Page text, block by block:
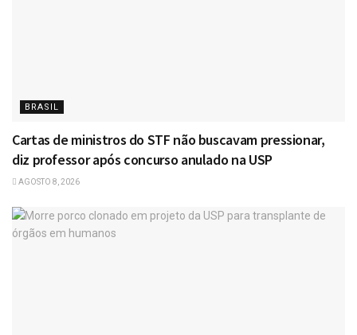
BRASIL
Cartas de ministros do STF não buscavam pressionar,
diz professor após concurso anulado na USP
AGOSTO 8, 2026